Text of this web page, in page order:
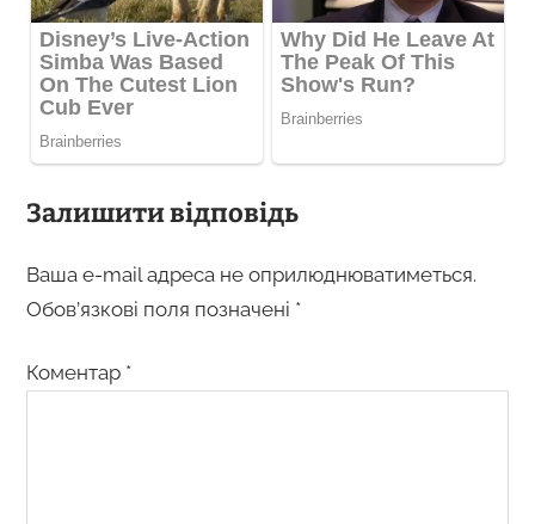
Залишити відповідь
Ваша e-mail адреса не оприлюднюватиметься.
Обов’язкові поля позначені *
Коментар *